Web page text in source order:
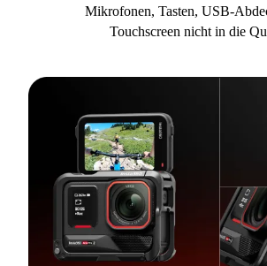
Mikrofonen, Tasten, USB-
Touchscreen nicht in die